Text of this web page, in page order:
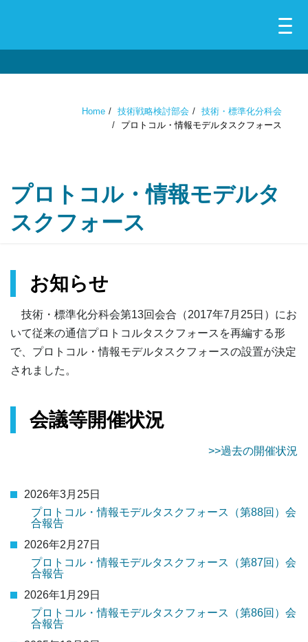
Home 技術戦略検討部会
技術・標準化分科会
プロトコル・情報モデルタスクフォース
プロトコル・情報モデルタ
スクフォース
お知らせ
技術・標準化分科会第13回会合（2017年7月25日）にお
いて従来の通信プロトコルタスクフォースを再編する形
で、プロトコル・情報モデルタスクフォースの設置が決定
されました。
会議等開催状況
>>過去の開催状況
2026年3月25日
プロトコル・情報モデルタスクフォース（第88回）会
合報告
2026年2月27日
プロトコル・情報モデルタスクフォース（第87回）会
合報告
2026年1月29日
プロトコル・情報モデルタスクフォース（第86回）会
合報告